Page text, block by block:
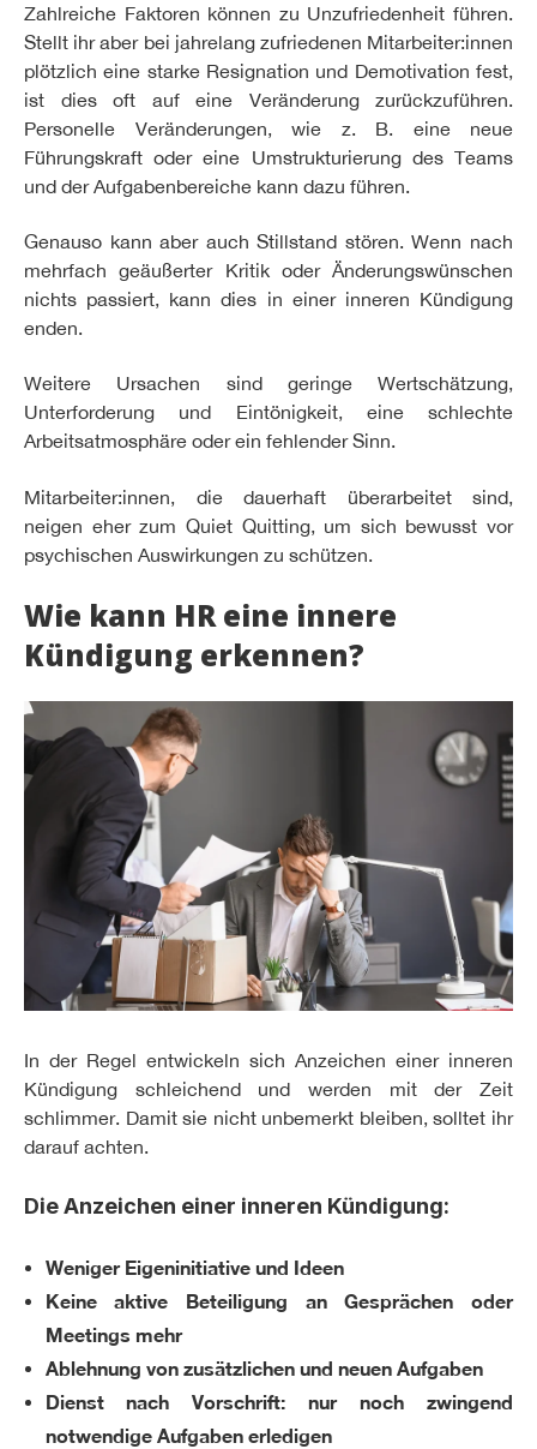
Zahlreiche Faktoren können zu Unzufriedenheit führen.
Stellt ihr aber bei jahrelang zufriedenen Mitarbeiter:innen
plötzlich eine starke Resignation und Demotivation fest,
ist dies oft auf eine Veränderung zurückzuführen.
Personelle Veränderungen, wie z. B. eine neue
Führungskraft oder eine Umstrukturierung des Teams
und der Aufgabenbereiche kann dazu führen.
Genauso kann aber auch Stillstand stören. Wenn nach
mehrfach geäußerter Kritik oder Änderungswünschen
nichts passiert, kann dies in einer inneren Kündigung
enden.
Weitere Ursachen sind geringe Wertschätzung,
Unterforderung und Eintönigkeit, eine schlechte
Arbeitsatmosphäre oder ein fehlender Sinn.
Mitarbeiter:innen, die dauerhaft überarbeitet sind,
neigen eher zum Quiet Quitting, um sich bewusst vor
psychischen Auswirkungen zu schützen.
Wie kann HR eine innere
Kündigung erkennen?
In der Regel entwickeln sich Anzeichen einer inneren
Kündigung schleichend und werden mit der Zeit
schlimmer. Damit sie nicht unbemerkt bleiben, solltet ihr
darauf achten.
Die Anzeichen einer inneren Kündigung:
Weniger Eigeninitiative und Ideen
Keine aktive Beteiligung an Gesprächen oder
Meetings mehr
Ablehnung von zusätzlichen und neuen Aufgaben
Dienst nach Vorschrift: nur noch zwingend
notwendige Aufgaben erledigen